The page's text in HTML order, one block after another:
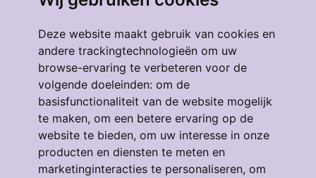
Deze website maakt gebruik van cookies en
andere trackingtechnologieën om uw
browse-ervaring te verbeteren voor de
volgende doeleinden: om de
basisfunctionaliteit van de website mogelijk
te maken, om een betere ervaring op de
website te bieden, om uw interesse in onze
producten en diensten te meten en
marketinginteracties te personaliseren, om
Eendrachtstraat 64
3134GM, VLAARDINGEN
4 53 m² 3
€ 319.000